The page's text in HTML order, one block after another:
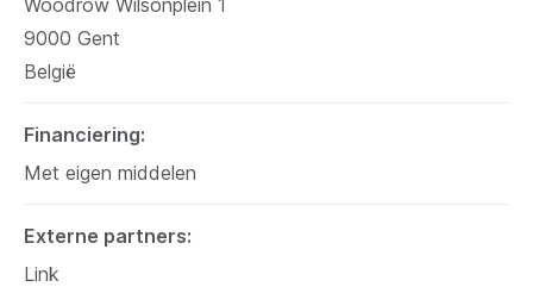
9000 Gent
België
Financiering
Met eigen middelen
Externe partners
Link